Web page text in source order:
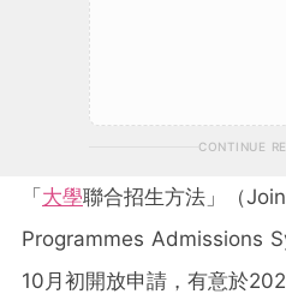
CONTINUE
「大學聯合招生方法」（
Programmes Admissions
10月初開放申請，有意於